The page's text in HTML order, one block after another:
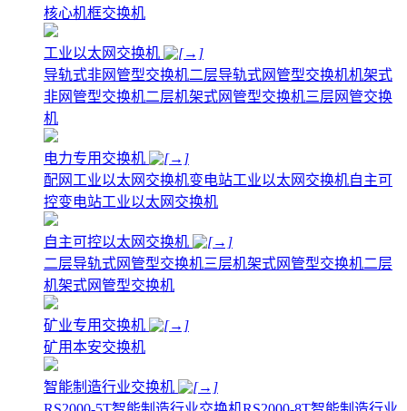
核心机框交换机
工业以太网交换机
导轨式非网管型交换机二层导轨式网管型交换机机架式
非网管型交换机二层机架式网管型交换机三层网管交换
机
电力专用交换机
配网工业以太网交换机变电站工业以太网交换机自主可
控变电站工业以太网交换机
自主可控以太网交换机
二层导轨式网管型交换机三层机架式网管型交换机二层
机架式网管型交换机
矿业专用交换机
矿用本安交换机
智能制造行业交换机